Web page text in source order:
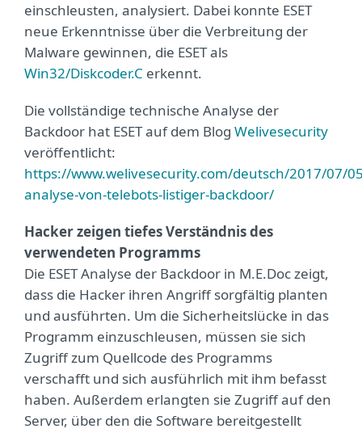
einschleusten, analysiert. Dabei konnte ESET
neue Erkenntnisse über die Verbreitung der
Malware gewinnen, die ESET als
Win32/Diskcoder.C erkennt.
Die vollständige technische Analyse der
Backdoor hat ESET auf dem Blog Welivesecurity
veröffentlicht:
https://www.welivesecurity.com/deutsch/2017/07/
analyse-von-telebots-listiger-backdoor/
Hacker zeigen tiefes Verständnis des
verwendeten Programms
Die ESET Analyse der Backdoor in M.E.Doc zeigt,
dass die Hacker ihren Angriff sorgfältig planten
und ausführten. Um die Sicherheitslücke in das
Programm einzuschleusen, müssen sie sich
Zugriff zum Quellcode des Programms
verschafft und sich ausführlich mit ihm befasst
haben. Außerdem erlangten sie Zugriff auf den
Server, über den die Software bereitgestellt